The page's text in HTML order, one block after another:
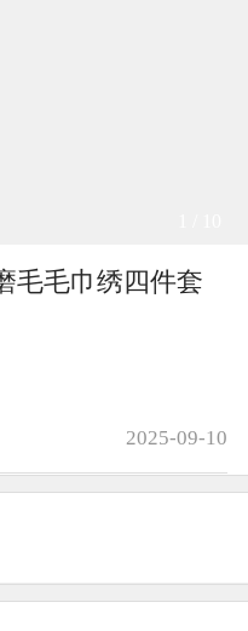
毛毛巾绣四件套
2025-09-10